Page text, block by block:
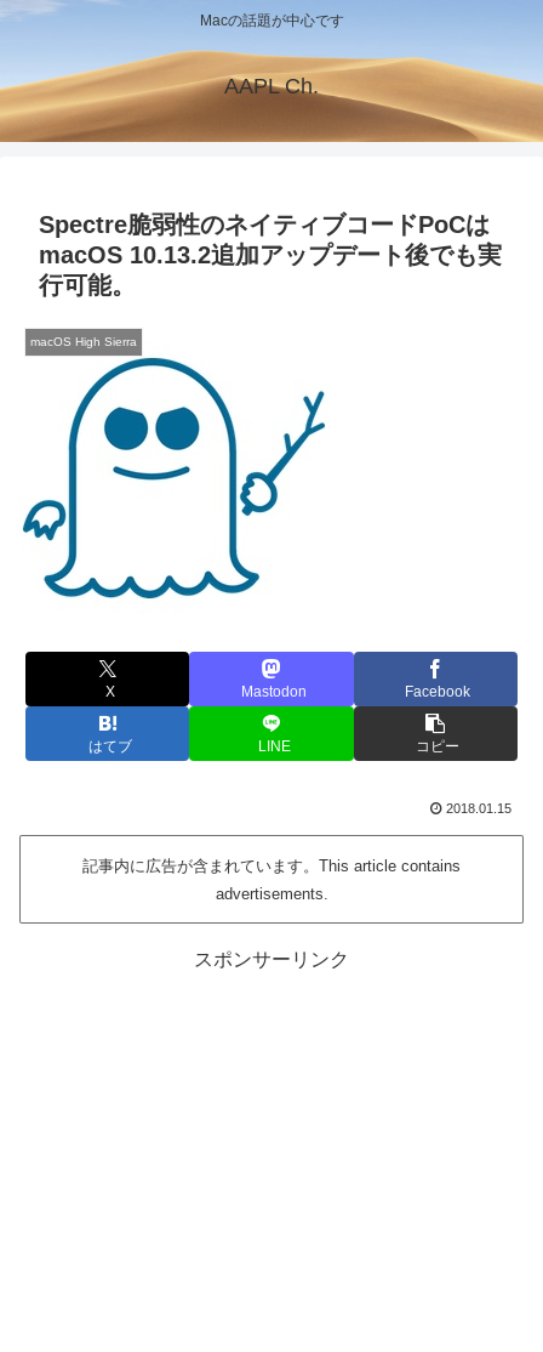
Macの話題が中心です
AAPL Ch.
Spectre脆弱性のネイティブコードPoCは
macOS 10.13.2追加アップデート後でも実
行可能。
macOS High Sierra
X Mastodon Facebook
はてブ LINE コピー
2018.01.15
記事内に広告が含まれています。This article contains
advertisements.
スポンサーリンク